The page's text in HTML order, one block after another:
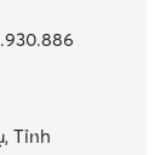
Tỉnh